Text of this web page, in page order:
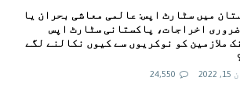
میں سٹارٹ اپس: عالمی معاشی بحران یا
اخراجات، پاکستانی سٹارٹ اپس
ملازمین کو نوکریوں سے کیوں نکالنے لگے
24,550